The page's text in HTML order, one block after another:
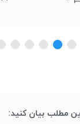
مطلب بیان کنید: